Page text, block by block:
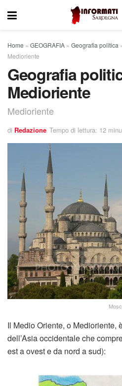
Home » GEOGRAFIA » Geografia politica
Medioriente
Geografia
Medioriente
Medioriente
di Redazione Tempo di lettura: 12
Il Medio Oriente, o Medioriente,
dell’Asia occidentale che
est a ovest e da nord a sud):